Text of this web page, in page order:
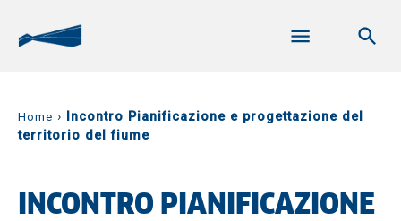
Home ›
Incontro Pianificazione e progettazione del
territorio del fiume
INCONTRO PIANIFICAZIONE